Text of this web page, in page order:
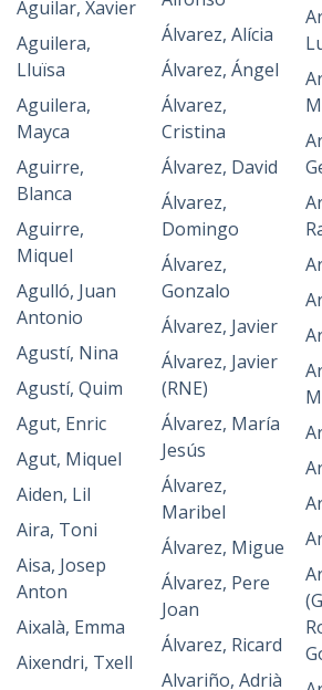
Aguilar, Xavier
Aguilera,
Lluïsa
Aguilera,
Mayca
Aguirre,
Blanca
Aguirre,
Miquel
Agulló, Juan
Antonio
Agustí, Nina
Agustí, Quim
Agut, Enric
Agut, Miquel
Aiden, Lil
Aira, Toni
Aisa, Josep
Anton
Aixalà, Emma
Aixendri, Txell
Álvarez, Alícia
Álvarez, Ángel
Álvarez,
Cristina
Álvarez, David
Álvarez,
Domingo
Álvarez,
Gonzalo
Álvarez, Javier
Álvarez, Javier
(RNE)
Álvarez, María
Jesús
Álvarez,
Maribel
Álvarez, Migue
Álvarez, Pere
Joan
Álvarez, Ricard
Alvariño, Adrià